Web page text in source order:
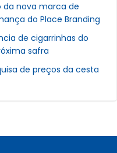
da nova marca de
do Place Branding
de cigarrinhas do
safra
de preços da cesta